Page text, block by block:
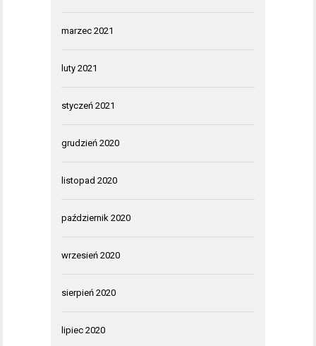
marzec 2021
luty 2021
styczeń 2021
grudzień 2020
listopad 2020
październik 2020
wrzesień 2020
sierpień 2020
lipiec 2020